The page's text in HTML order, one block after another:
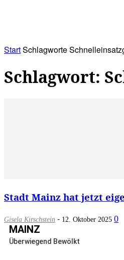
StartSchlagworte
Schlagwort:
Stadt Mainz hat jetzt
Gisela Kirschstein - 12. Oktober 2025 0
MAINZ
Überwiegend Bewölkt